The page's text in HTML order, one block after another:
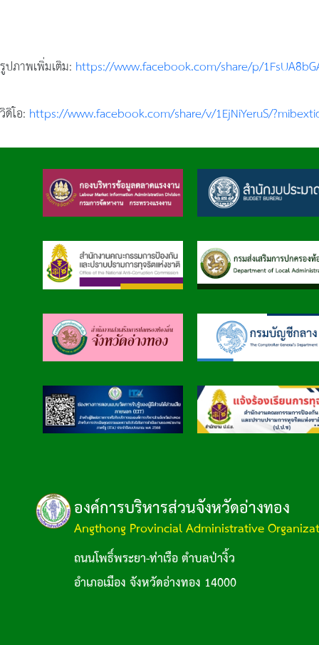
รูปภาพเพิ่มเติม: https://www.facebook.com/share/p/
วิดิโอ: https://www.facebook.com/share/v/1EjNiYeruS/
องค์การบริหารส่วนจังหวัดอ่างทอง
Angthong Provincial Administrative
ถนนโพธิ์พระยา-ท่าเรือ ตำบลป่างิ้ว
อำเภอเมือง จังหวัดอ่างทอง 14000